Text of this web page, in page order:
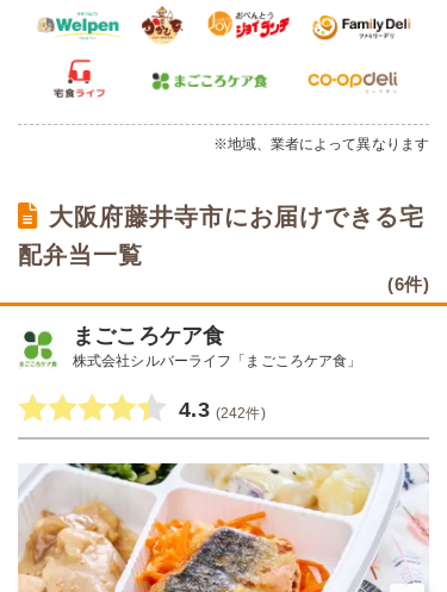
※地域、業者によって異なります
大阪府藤井寺市にお届けできる宅
配弁当一覧
(6件)
まごころケア食
株式会社シルバーライフ「まごころケア食」
4.3 (242件)